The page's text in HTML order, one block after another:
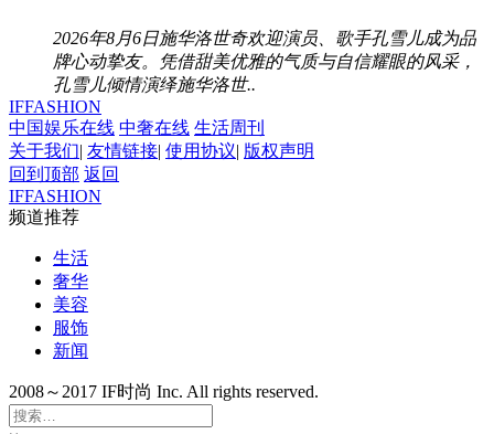
2026年8月6日施华洛世奇欢迎演员、歌手孔雪儿成为品
牌心动挚友。凭借甜美优雅的气质与自信耀眼的风采，
孔雪儿倾情演绎施华洛世..
IFFASHION
中国娱乐在线 中奢在线 生活周刊
关于我们| 友情链接| 使用协议| 版权声明
回到顶部 返回
IFFASHION
频道推荐
生活
奢华
美容
服饰
新闻
2008～2017 IF时尚 Inc. All rights reserved.